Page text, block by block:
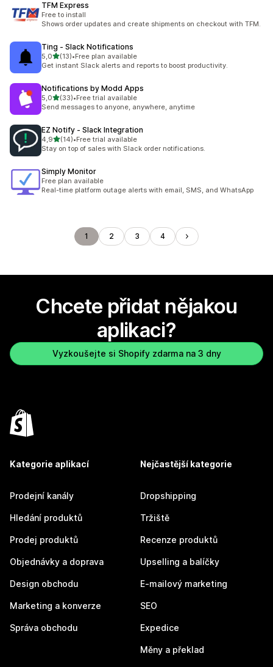
TFM Express
Free to install
Shows order updates and create shipments on checkout with TFM.
Ting ‑ Slack Notifications
5,0z 5 hvězd
(13)
Celkový počet recenzí: 13
•Free plan available
Get instant Slack alerts and reports to boost productivity.
Notifications by Modd Apps
5,0z 5 hvězd
(33)
Celkový počet recenzí: 33
•Free trial available
Send messages to anyone, anywhere, anytime
EZ Notify ‑ Slack Integration
4,9z 5 hvězd
(14)
Celkový počet recenzí: 14
•Free trial available
Stay on top of sales with Slack order notifications.
Simply Monitor
Free plan available
Real-time platform outage alerts with email, SMS, and WhatsApp
1 2 3 4
Chcete přidat nějakou
aplikaci?
Vyzkoušejte si Shopify zdarma na 3 dny
Kategorie aplikací
Prodejní kanály
Hledání produktů
Prodej produktů
Objednávky a doprava
Design obchodu
Marketing a konverze
Správa obchodu
Nejčastější kategorie
Dropshipping
Tržiště
Recenze produktů
Upselling a balíčky
E-mailový marketing
SEO
Expedice
Měny a překlad